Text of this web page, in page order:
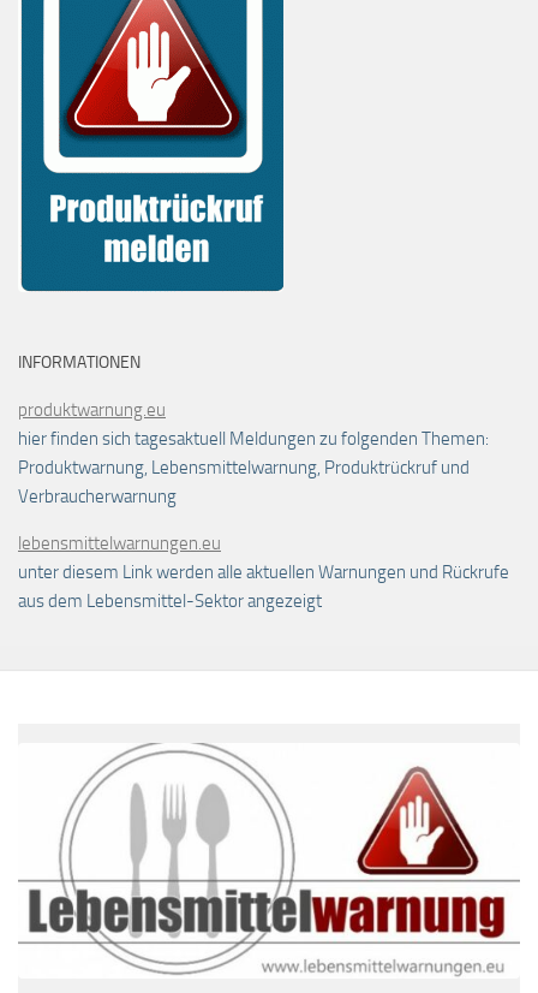
INFORMATIONEN
produktwarnung.eu
hier finden sich tagesaktuell Meldungen zu folgenden Themen:
Produktwarnung, Lebensmittelwarnung, Produktrückruf und
Verbraucherwarnung
lebensmittelwarnungen.eu
unter diesem Link werden alle aktuellen Warnungen und Rückrufe
aus dem Lebensmittel-Sektor angezeigt